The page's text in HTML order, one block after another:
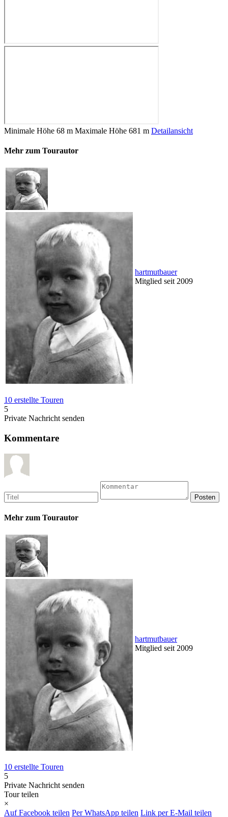
Minimale Höhe 68 m Maximale Höhe 681 m Detailansicht
Mehr zum Tourautor
hartmutbauer
Mitglied seit 2009
10 erstellte Touren
5
Private Nachricht senden
Kommentare
Mehr zum Tourautor
hartmutbauer
Mitglied seit 2009
10 erstellte Touren
5
Private Nachricht senden
Tour teilen
×
Auf Facebook teilen Per WhatsApp teilen Link per E-Mail teilen